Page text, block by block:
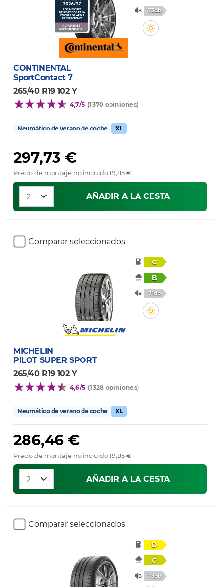
73db
CONTINENTAL
SportContact 7
265/40 R19 102 Y
4,7/5 (1370 opiniones)
Neumático de verano de coche XL
297,73 €
Precio de montaje no incluido 19,85 €
AÑADIR A LA CESTA
Comparar seleccionados
C
B
71db
MICHELIN
PILOT SUPER SPORT
265/40 R19 102 Y
4,6/5 (1328 opiniones)
Neumático de verano de coche XL
286,46 €
Precio de montaje no incluido 19,85 €
AÑADIR A LA CESTA
Comparar seleccionados
D
C
73db